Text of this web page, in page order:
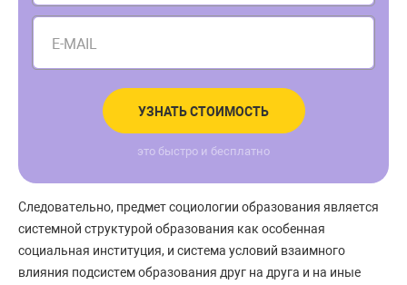
E-MAIL
УЗНАТЬ СТОИМОСТЬ
это быстро и бесплатно
Следовательно, предмет социологии образования является
системной структурой образования как особенная
социальная институция, и система условий взаимного
влияния подсистем образования друг на друга и на иные